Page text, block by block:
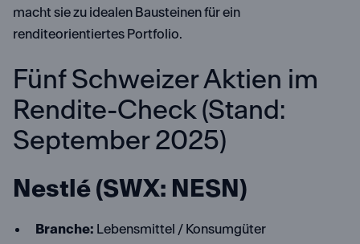
macht sie zu idealen Bausteinen für ein
renditeorientiertes Portfolio.
Fünf Schweizer Aktien im
Rendite-Check (Stand:
September 2025)
Nestlé (SWX: NESN)
Branche: Lebensmittel / Konsumgüter